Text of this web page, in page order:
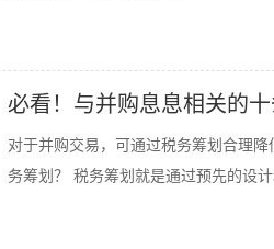
必看！与并购息息相关的
对于并购交易，可通过税务筹划合理
务筹划？ 税务筹划就是通过预先的设